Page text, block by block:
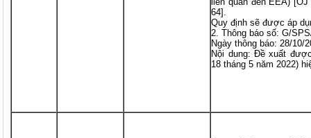
64].
Quy định sẽ được áp
2. Thông báo số: G/
Ngày thông báo: 28/10/
Nội dung: Đề xuất
18 tháng 5 năm 2022)